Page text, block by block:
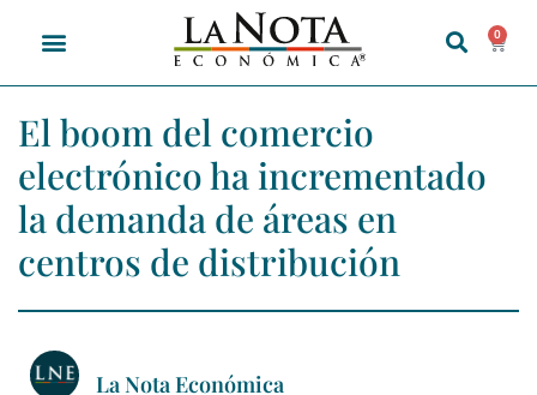
0
El boom del comercio
electrónico ha incrementado
la demanda de áreas en
centros de distribución
La Nota Económica